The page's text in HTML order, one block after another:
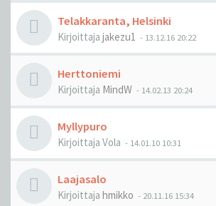
Telakkaranta, Helsinki
Kirjoittaja jakezu1 - 13.12.16 20:22
Herttoniemi
Kirjoittaja MindW - 14.02.13 20:24
Myllypuro
Kirjoittaja Vola - 14.01.10 10:31
Laajasalo
Kirjoittaja hmikko - 20.11.16 15:34